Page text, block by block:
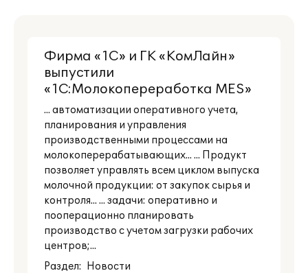
Фирма «1С» и ГК «КомЛайн»
выпустили
«1С:Молокопереработка MES»
... автоматизации оперативного учета,
планирования и управления
производственными процессами на
молокоперерабатывающих... ... Продукт
позволяет управлять всем циклом выпуска
молочной продукции: от закупок сырья и
контроля... ... задачи: оперативно и
пооперационно планировать
производство с учетом загрузки рабочих
центров;...
Раздел:
Новости